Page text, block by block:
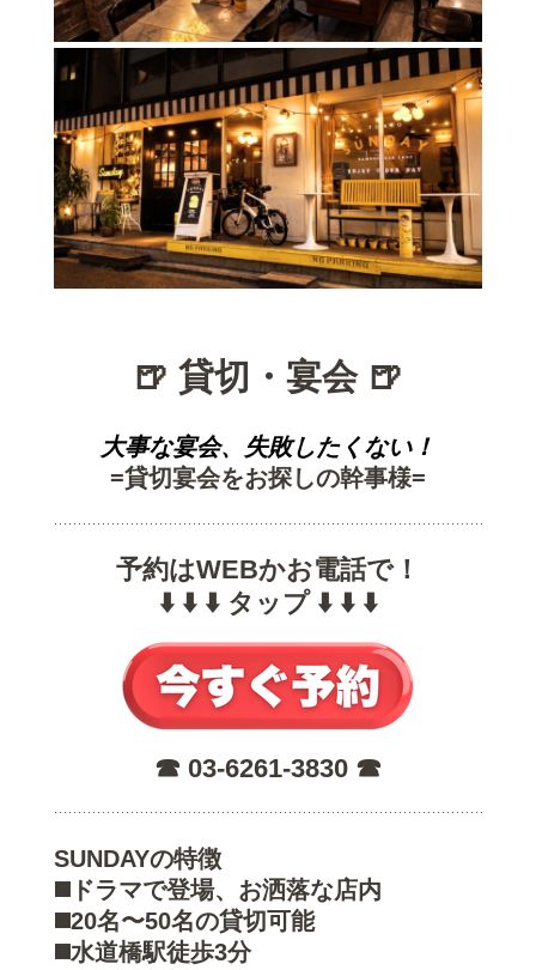
🍺 貸切・宴会 🍺
大事な宴会、失敗したくない！
=貸切宴会をお探しの幹事様=
予約はWEBかお電話で！
⬇️ ⬇️ ⬇️ タップ ⬇️ ⬇️ ⬇️
☎︎ 03-6261-3830 ☎︎
SUNDAYの特徴
◼️ドラマで登場、お洒落な店内
◼️20名〜50名の貸切可能
◼️水道橋駅徒歩3分